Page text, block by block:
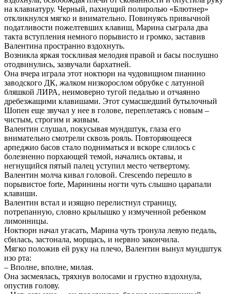
на клавиатуру. Черный, пахнущий полиролью «Блютнер»
откликнулся мягко и внимательно. Повинуясь привычной
податливости пожелтевших клавиш, Марина сыграла два
такта вступления немного порывисто и громко, заставив
Валентина пространно вздохнуть.
Возникла яркая тоскливая мелодия правой и басы послушно
отодвинулись, зазвучали бархатней.
Она вчера играла этот ноктюрн на чудовищном пианино
заводского ДК, жалком низкорослом обрубке с латунной
бляшкой ЛИРА, неимоверно тугой педалью и отчаянно
дребезжащими клавишами. Этот сумасшедший бутылочный
Шопен еще звучал у нее в голове, переплетаясь с новым –
чистым, строгим и живым.
Валентин слушал, покусывая мундштук, глаза его
внимательно смотрели сквозь рояль. Повторяющееся
арпеджио басов стало подниматься и вскоре слилось с
болезненно порхающей темой, начались октавы, и
негнущийся пятый палец уступил место четвертому.
Валентин молча кивал головой. Crescendo перешло в
порывистое forte, Маринины ногти чуть слышно царапали
клавиши.
Валентин встал и изящно перелистнул страницу,
потрепанную, словно крылышко у измученной ребенком
лимонницы.
Ноктюрн начал угасать, Марина чуть тронула левую педаль,
сбилась, застонала, морщась, и нервно закончила.
Мягко положив ей руку на плечо, Валентин вынул мундштук
изо рта:
– Вполне, вполне, милая.
Она засмеялась, тряхнув волосами и грустно вздохнула,
опустив голову.